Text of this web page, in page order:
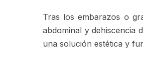
Tras los embarazos o
abdominal y dehiscencia
una solución estética y